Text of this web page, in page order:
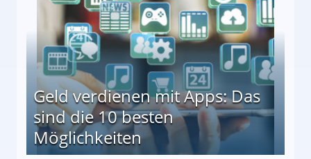
Geld verdienen mit Apps: Das
sind die 10 besten
Möglichkeiten